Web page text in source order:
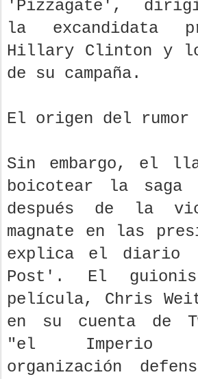
'Pizzagate',
la excandidata
Hillary Clinton y
de su campaña.
El origen del rumor
Sin embargo, el
boicotear la saga
después de la
magnate en las
explica el diario
Post'. El
película, Chris
en su cuenta de
"el Imperio
organización